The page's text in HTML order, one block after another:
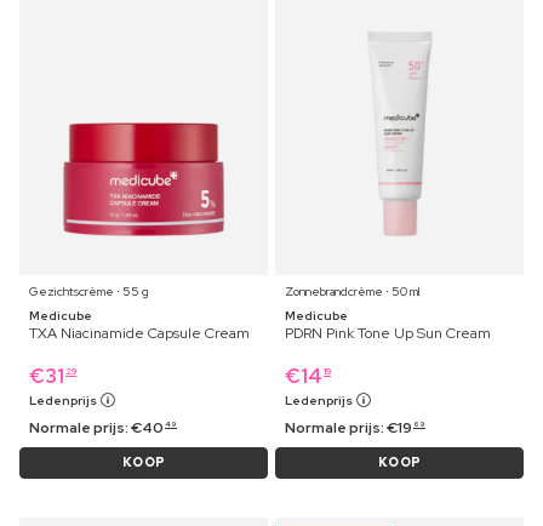
Gezichtscrème ⋅ 55 g
Medicube
TXA Niacinamide Capsule Cream
€31 29
Ledenprijs
Normale prijs:€40 49
KOOP
Zonnebrandcrème ⋅ 50 ml
Medicube
PDRN Pink Tone Up Sun Cream
€14 19
Ledenprijs
Normale prijs:€19 69
KOOP